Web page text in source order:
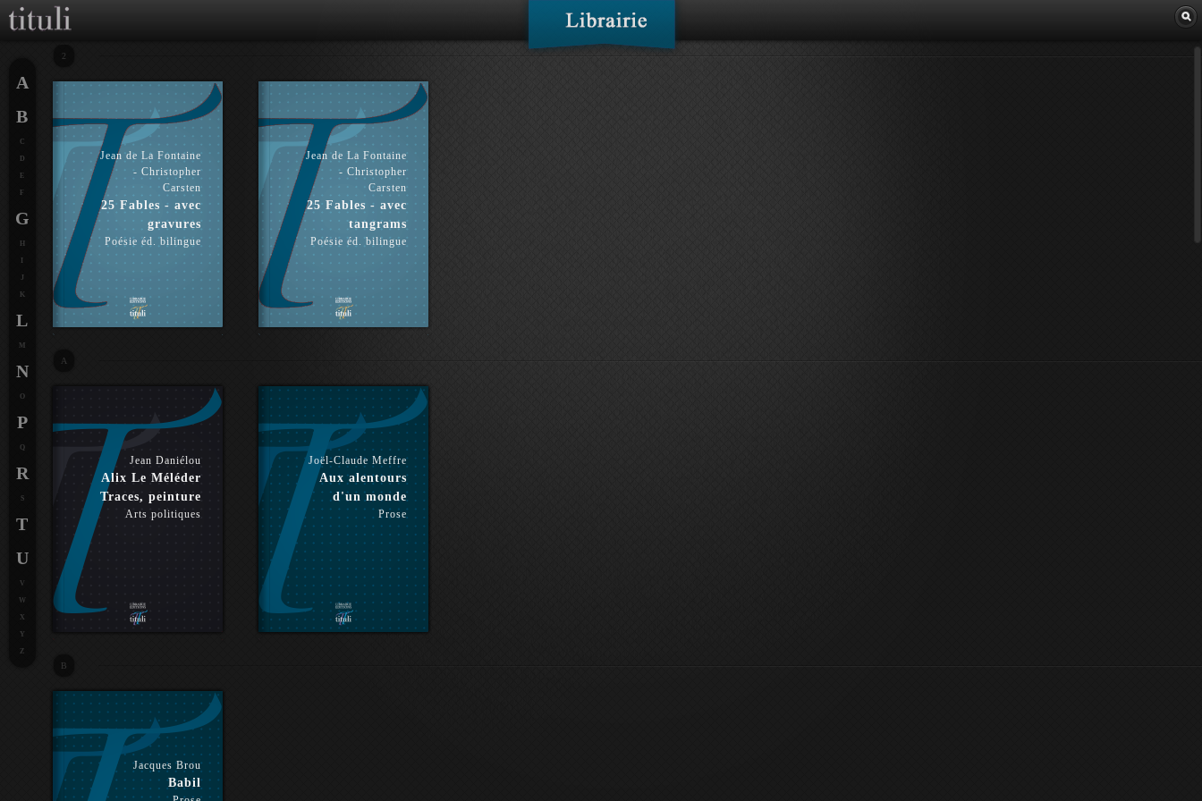
2
Jean de La Fontaine
- Christopher
Carsten
25 Fables - avec
gravures
Poésie éd. bilingue
Jean de La Fontaine
- Christopher
Carsten
25 Fables - avec
tangrams
Poésie éd. bilingue
A
Jean Daniélou
Alix Le Méléder
Traces, peinture
Arts politiques
Joël-Claude Meffre
Aux alentours
d'un monde
Prose
B
Jacques Brou
Babil
A
B
C
D
E
F
G
J
K
L
M
N
O
P
Q
R
S
T
U
V
W
X
Y
Z